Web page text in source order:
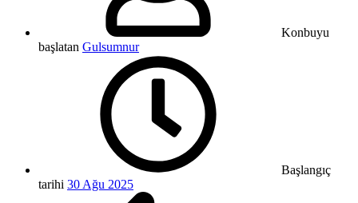
Konbuyu
başlatan Gulsumnur
Başlangıç
tarihi 30 Ağu 2025